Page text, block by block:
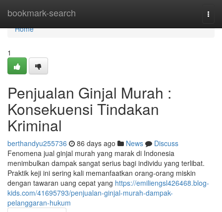
bookmark-search
Home
Home
1
Penjualan Ginjal Murah :
Konsekuensi Tindakan
Kriminal
berthandyu255736 86 days ago News
Discuss
Fenomena jual ginjal murah yang marak di Indonesia
menimbulkan dampak sangat serius bagi individu yang terlibat.
Praktik keji ini sering kali memanfaatkan orang-orang miskin
dengan tawaran uang cepat yang https://emiliengsl426468.blog-
kids.com/41695793/penjualan-ginjal-murah-dampak-
pelanggaran-hukum